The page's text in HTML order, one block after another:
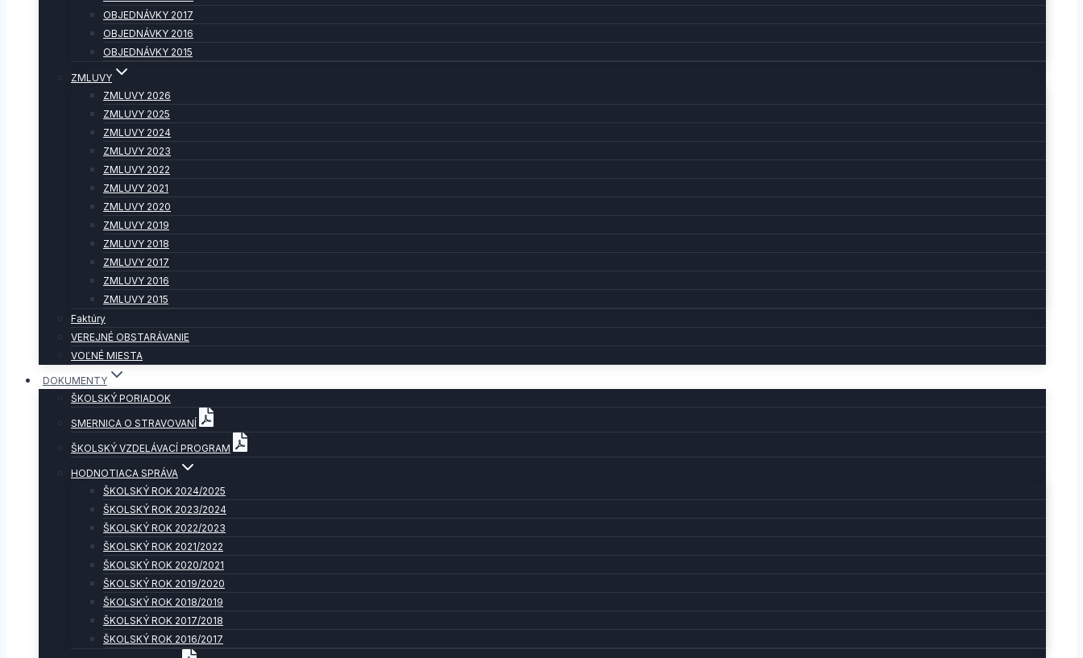
OBJEDNÁVKY 2017
OBJEDNÁVKY 2016
OBJEDNÁVKY 2015
ZMLUVY
ZMLUVY 2026
ZMLUVY 2025
ZMLUVY 2024
ZMLUVY 2023
ZMLUVY 2022
ZMLUVY 2021
ZMLUVY 2020
ZMLUVY 2019
ZMLUVY 2018
ZMLUVY 2017
ZMLUVY 2016
ZMLUVY 2015
Faktúry
VEREJNÉ OBSTARÁVANIE
VOĽNÉ MIESTA
DOKUMENTY
ŠKOLSKÝ PORIADOK
SMERNICA O STRAVOVANÍ
ŠKOLSKÝ VZDELÁVACÍ PROGRAM
HODNOTIACA SPRÁVA
ŠKOLSKÝ ROK 2024/2025
ŠKOLSKÝ ROK 2023/2024
ŠKOLSKÝ ROK 2022/2023
ŠKOLSKÝ ROK 2021/2022
ŠKOLSKÝ ROK 2020/2021
ŠKOLSKÝ ROK 2019/2020
ŠKOLSKÝ ROK 2018/2019
ŠKOLSKÝ ROK 2017/2018
ŠKOLSKÝ ROK 2016/2017